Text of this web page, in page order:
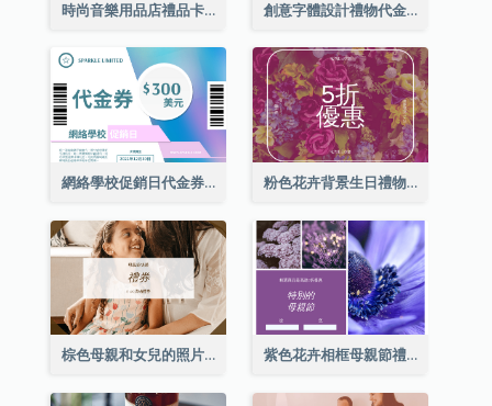
時尚音樂用品店禮品卡 創意字體設計禮物代金券
網絡學校促銷日代金券 粉色花卉背景生日禮物卡
棕色母親和女兒的照片母親節的禮品卡 紫色花卉相框母親節禮品卡